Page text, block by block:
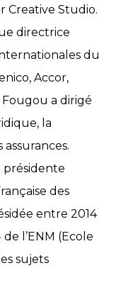
Creative Studio.
directrice
du
Accor,
a dirigé
la
assurances.
présidente
des
entre 2014
l’ENM (Ecole
sujets